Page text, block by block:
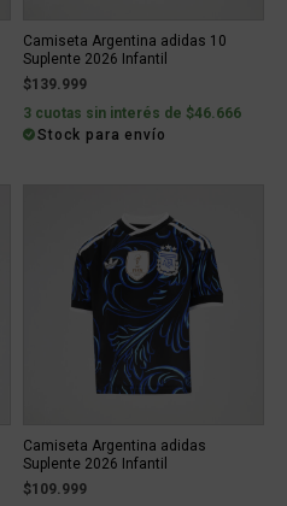
Camiseta Argentina adidas 10
Suplente 2026 Infantil
$139.999
3 cuotas sin interés de $46.666
Stock para envío
Camiseta Argentina adidas
Suplente 2026 Infantil
$109.999